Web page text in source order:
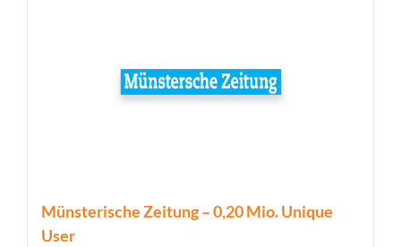
Münsterische Zeitung – 0,20 Mio. Unique
User